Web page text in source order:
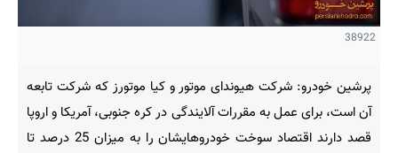
38922
پرشین خودرو: شرکت هیوندای موتور و کیا موتورز که شرکت تابعه
آن است، برای عمل به مقررات آلایندگی در کره جنوبی، آمریکا و اروپا
قصد دارند اقتصاد سوخت خودروهایشان را به میزان 25 درصد تا